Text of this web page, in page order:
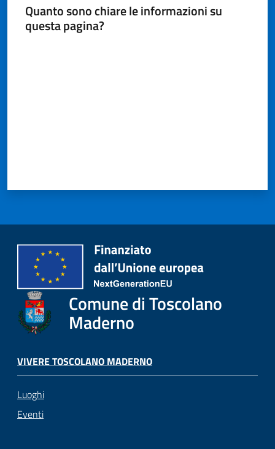
Quanto sono chiare le informazioni su
questa pagina?
Comune di Toscolano
Maderno
VIVERE TOSCOLANO MADERNO
Luoghi
Eventi